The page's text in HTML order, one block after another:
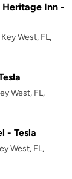
Heritage Inn -
West, FL,
West, FL,
- Tesla
West, FL,